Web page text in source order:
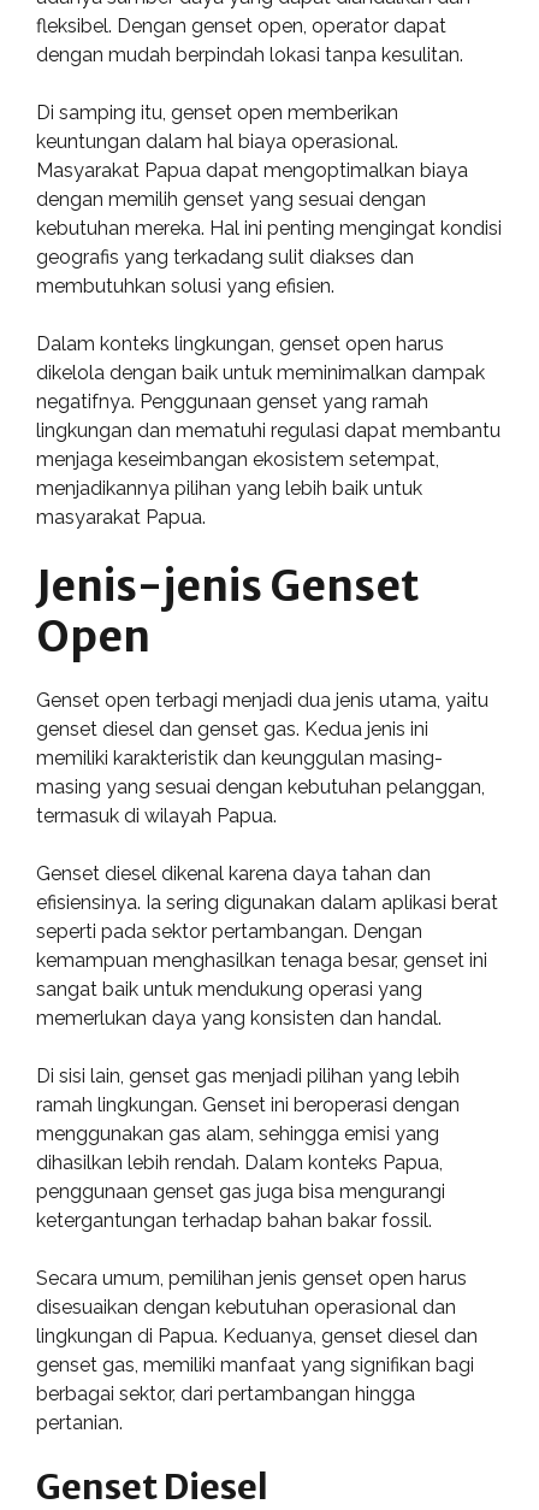
fleksibel. Dengan genset open, operator dapat
dengan mudah berpindah lokasi tanpa kesulitan.
Di samping itu, genset open memberikan
keuntungan dalam hal biaya operasional.
Masyarakat Papua dapat mengoptimalkan biaya
dengan memilih genset yang sesuai dengan
kebutuhan mereka. Hal ini penting mengingat kondisi
geografis yang terkadang sulit diakses dan
membutuhkan solusi yang efisien.
Dalam konteks lingkungan, genset open harus
dikelola dengan baik untuk meminimalkan dampak
negatifnya. Penggunaan genset yang ramah
lingkungan dan mematuhi regulasi dapat membantu
menjaga keseimbangan ekosistem setempat,
menjadikannya pilihan yang lebih baik untuk
masyarakat Papua.
Jenis-jenis Genset
Open
Genset open terbagi menjadi dua jenis utama, yaitu
genset diesel dan genset gas. Kedua jenis ini
memiliki karakteristik dan keunggulan masing-
masing yang sesuai dengan kebutuhan pelanggan,
termasuk di wilayah Papua.
Genset diesel dikenal karena daya tahan dan
efisiensinya. Ia sering digunakan dalam aplikasi berat
seperti pada sektor pertambangan. Dengan
kemampuan menghasilkan tenaga besar, genset ini
sangat baik untuk mendukung operasi yang
memerlukan daya yang konsisten dan handal.
Di sisi lain, genset gas menjadi pilihan yang lebih
ramah lingkungan. Genset ini beroperasi dengan
menggunakan gas alam, sehingga emisi yang
dihasilkan lebih rendah. Dalam konteks Papua,
penggunaan genset gas juga bisa mengurangi
ketergantungan terhadap bahan bakar fossil.
Secara umum, pemilihan jenis genset open harus
disesuaikan dengan kebutuhan operasional dan
lingkungan di Papua. Keduanya, genset diesel dan
genset gas, memiliki manfaat yang signifikan bagi
berbagai sektor, dari pertambangan hingga
pertanian.
Genset Diesel